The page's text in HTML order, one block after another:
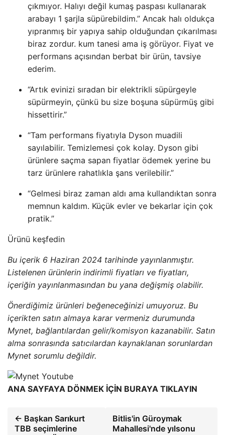
çıkmıyor. Halıyı değil kumaş paspası kullanarak
arabayı 1 şarjla süpürebildim.” Ancak halı oldukça
yıpranmış bir yapıya sahip olduğundan çıkarılması
biraz zordur. kum tanesi ama iş görüyor. Fiyat ve
performans açısından berbat bir ürün, tavsiye
ederim.
“Artık evinizi sıradan bir elektrikli süpürgeyle
süpürmeyin, çünkü bu size boşuna süpürmüş gibi
hissettirir.”
“Tam performans fiyatıyla Dyson muadili
sayılabilir. Temizlemesi çok kolay. Dyson gibi
ürünlere saçma sapan fiyatlar ödemek yerine bu
tarz ürünlere rahatlıkla şans verilebilir.”
“Gelmesi biraz zaman aldı ama kullandıktan sonra
memnun kaldım. Küçük evler ve bekarlar için çok
pratik.”
Ürünü keşfedin
Bu içerik 6 Haziran 2024 tarihinde yayınlanmıştır.
Listelenen ürünlerin indirimli fiyatları ve fiyatları,
içeriğin yayınlanmasından bu yana değişmiş olabilir.
Önerdiğimiz ürünleri beğeneceğinizi umuyoruz. Bu
içerikten satın almaya karar vermeniz durumunda
Mynet, bağlantılardan gelir/komisyon kazanabilir. Satın
alma sonrasında satıcılardan kaynaklanan sorunlardan
Mynet sorumlu değildir.
ANA SAYFAYA DÖNMEK İÇİN BURAYA TIKLAYIN
← Başkan Sarıkurt
TBB seçimlerine
Bitlis'in Güroymak
Mahallesi'nde yılsonu